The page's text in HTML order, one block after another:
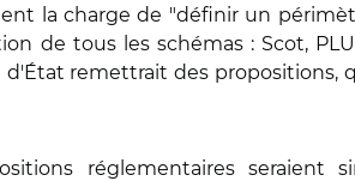
la charge de "définir un
de tous les schémas : Scot,
d'État remettrait des propositions,
réglementaires seraient